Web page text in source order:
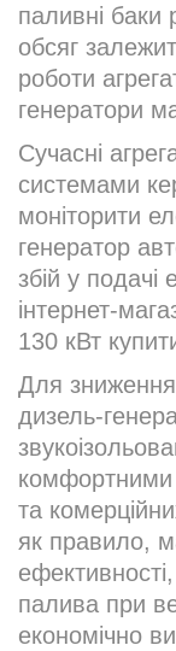
паливні баки
обсяг
роботи
генератори
Сучасні
системами
моніторити
генератор
збій у подачі
інтернет-
130 кВт
Для зниження
дизель-
комфортними
та
як правило,
палива при
економічно